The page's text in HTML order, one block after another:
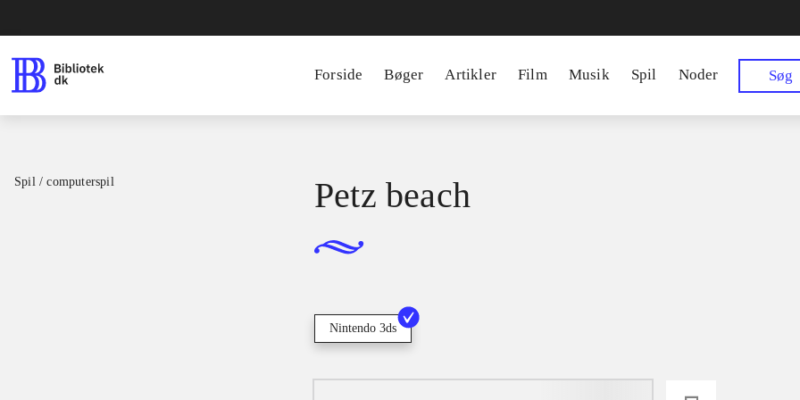
Forside Bøger Artikler Film Musik Spil Noder Søg
Spil / computerspil Petz beach
Nintendo 3ds